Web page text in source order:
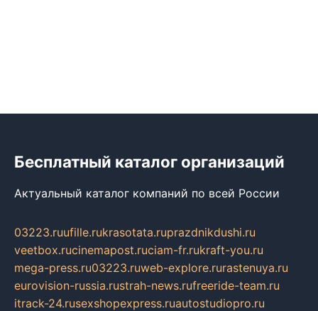
Бесплатный каталог организаций
Актуальный каталог компаний по всей России
03223.ruufille.rukrasotata.ruprazdnikdushi.ru
veetbox.rucinemapost.ruciam-fr.rukraft-you.ru
mega-press.ru03223.ruweb-explore.rurastenuya.ru
eurovision-russia.rustrah-news.rufreeride-team.ru
itrack-24.rusexshopexpress.ruautostudiopro.ru